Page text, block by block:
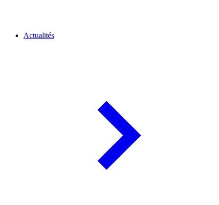
Actualités